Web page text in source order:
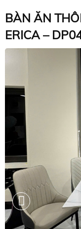
BÀN ĂN
ERICA –